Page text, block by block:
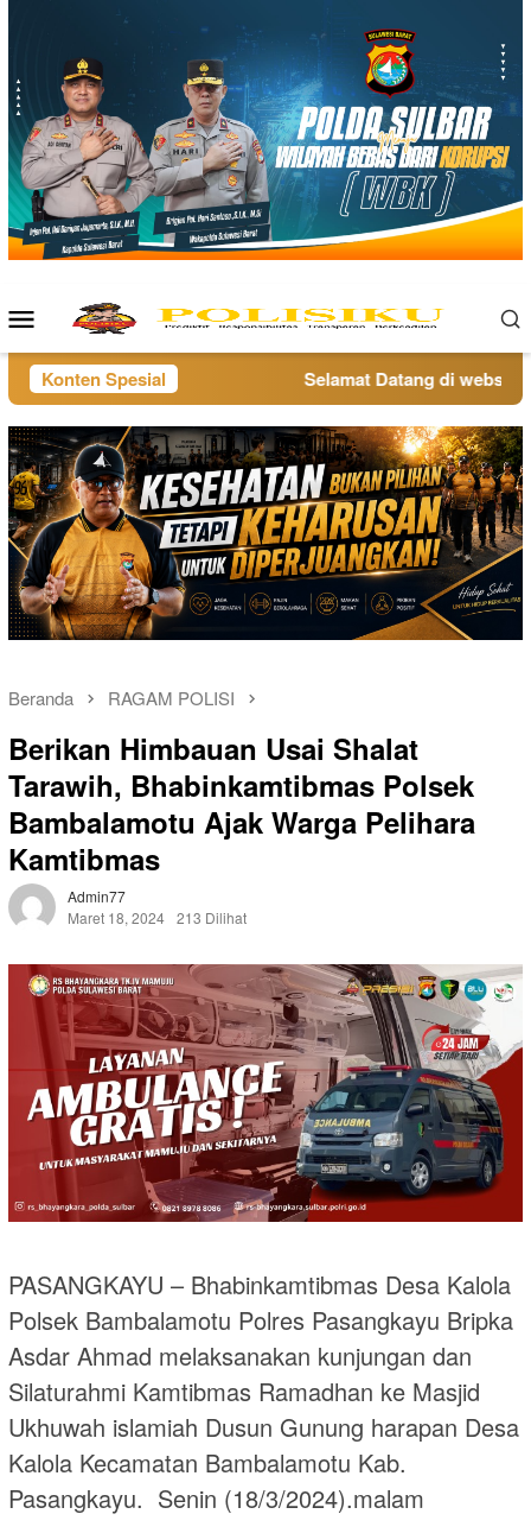
Menu
Mobile
Konten Spesial Selamat Datang di website
Beranda RAGAM POLISI
Berikan Himbauan Usai Shalat
Tarawih, Bhabinkamtibmas Polsek
Bambalamotu Ajak Warga Pelihara
Kamtibmas
Admin77
Maret 18, 2024 213 Dilihat
PASANGKAYU – Bhabinkamtibmas Desa Kalola
Polsek Bambalamotu Polres Pasangkayu Bripka
Asdar Ahmad melaksanakan kunjungan dan
Silaturahmi Kamtibmas Ramadhan ke Masjid
Ukhuwah islamiah Dusun Gunung harapan Desa
Kalola Kecamatan Bambalamotu Kab.
Pasangkayu. Senin (18/3/2024).malam